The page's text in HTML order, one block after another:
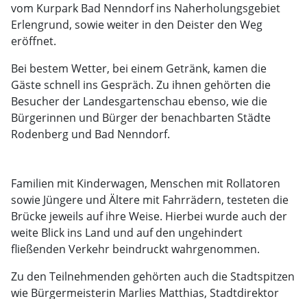
vom Kurpark Bad Nenndorf ins Naherholungsgebiet
Erlengrund, sowie weiter in den Deister den Weg
eröffnet.
Bei bestem Wetter, bei einem Getränk, kamen die
Gäste schnell ins Gespräch. Zu ihnen gehörten die
Besucher der Landesgartenschau ebenso, wie die
Bürgerinnen und Bürger der benachbarten Städte
Rodenberg und Bad Nenndorf.
Familien mit Kinderwagen, Menschen mit Rollatoren
sowie Jüngere und Ältere mit Fahrrädern, testeten die
Brücke jeweils auf ihre Weise. Hierbei wurde auch der
weite Blick ins Land und auf den ungehindert
fließenden Verkehr beindruckt wahrgenommen.
Zu den Teilnehmenden gehörten auch die Stadtspitzen
wie Bürgermeisterin Marlies Matthias, Stadtdirektor